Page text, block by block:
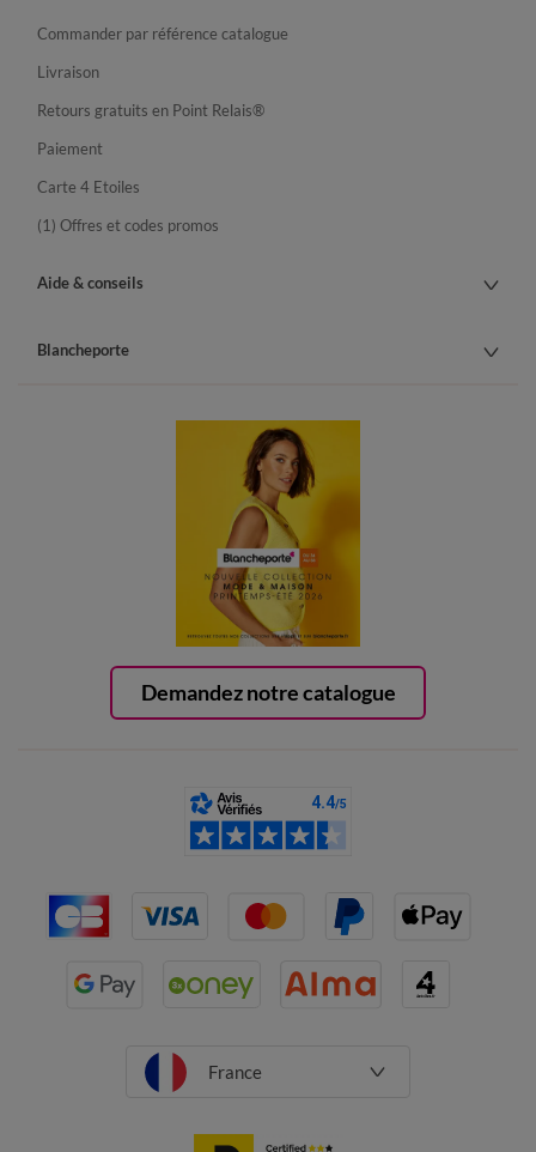
Demandez notre catalogue
Commander par référence catalogue
Livraison
Retours gratuits en Point Relais®
Paiement
Carte 4 Etoiles
(1) Offres et codes promos
Aide & conseils
Blancheporte
France